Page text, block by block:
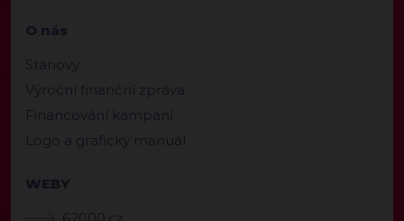
O nás
Stanovy
Výroční finanční zpráva
Financování kampaní
Logo a grafický manuál
WEBY